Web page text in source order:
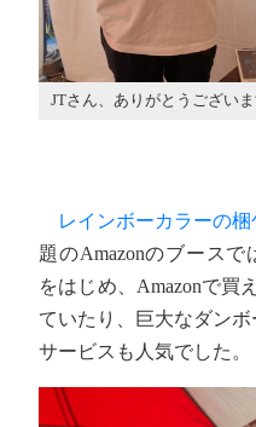
JTさん、ありがとうござい
レインボーカラーの
題のAmazonのブースで
をはじめ、Amazonで買
ていたり、巨大なダン
サービスも人気でした。